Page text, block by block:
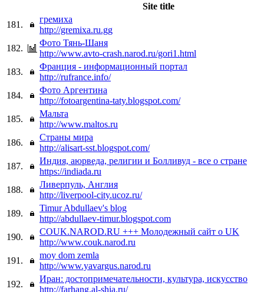
Site title
181.
гремиха
http://gremixa.ru.gg
182.
Фото Тянь-Шаня
http://www.avto-crash.narod.ru/gori1.html
183.
Франция - информационный портал
http://rufrance.info/
184.
Фото Аргентина
http://fotoargentina-taty.blogspot.com/
185.
Мальта
http://www.maltos.ru
186.
Страны мира
http://alisart-sst.blogspot.com/
187.
Индия, аюрведа, религии и Болливуд - все о стране
https://indiada.ru
188.
Ливерпуль, Англия
http://liverpool-city.ucoz.ru/
189.
Timur Abdullaev's blog
http://abdullaev-timur.blogspot.com
190.
COUK.NAROD.RU +++ Молодежный сайт о UK
http://www.couk.narod.ru
191.
moy dom zemla
http://www.yavargus.narod.ru
192.
Иран: достопримечательности, культура, искусство
http://farhang.al-shia.ru/